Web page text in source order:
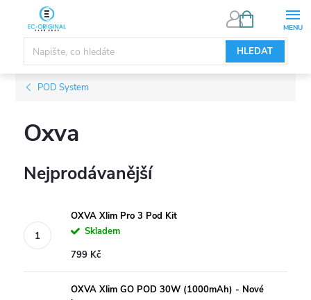
obsah
HLEDAT
NÁKUPNÍ
POD System
Oxva
Nejprodávanější
OXVA Xlim Pro 3 Pod Kit
Skladem
799 Kč
OXVA Xlim GO POD 30W (1000mAh) - Nové